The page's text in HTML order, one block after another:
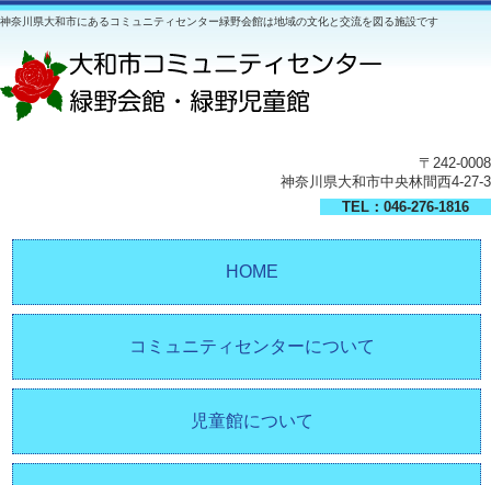
神奈川県大和市にあるコミュニティセンター緑野会館は地域の文化と交流を図る施設です
〒242-0008
神奈川県大和市中央林間西4-27-3
TEL：046-276-1816
HOME
コミュニティセンターについて
児童館について